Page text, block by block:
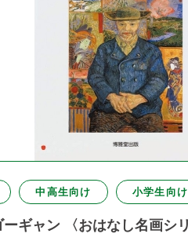
中高生向け 小学生向け
ーギャン 〈おはなし名画シ